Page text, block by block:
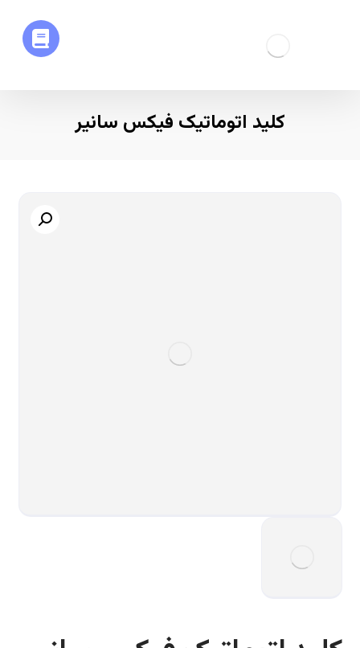
کلید اتوماتیک فیکس سانیر